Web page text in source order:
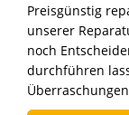
Preisgünstig
unserer
noch
durchführen